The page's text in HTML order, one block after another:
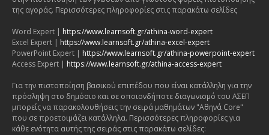
της αγοράς. Περισσότερες πληροφορίες στις παρακάτω σελίδες
Word Expert | https://www.learnsoft.gr/athina-word-expert
Excel Expert | https://www.learnsoft.gr/athina-excel-expert
PowerPoint Expert | https://www.learnsoft.gr/athina-powerpoint-expert
Access Expert | https://www.learnsoft.gr/athina-access-expert
Για την πιστοποίηση βασικού επιπέδου που είναι κατάλληλη για την
πρόσληψη στο δημόσιο και σε οποιονδήποτε διαγωνισμό του ΑΣΕΠ
μπορείς να παρακολουθήσεις την σειρά μαθημάτων "Αθηνά Core"
που σε προετοιμάζει κατάλληλα. Περισσότερες πληροφορίες για
κάθε ενότητα αυτής της σειράς στις παρακάτω σελίδες: